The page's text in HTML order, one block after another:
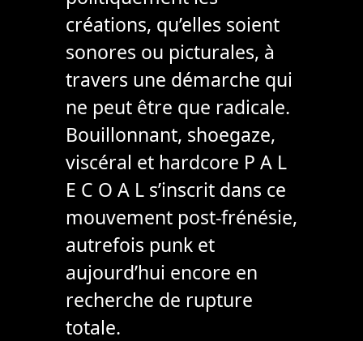
créations, qu’elles soient
sonores ou picturales, à
travers une démarche qui
ne peut être que radicale.
Bouillonnant, shoegaze,
viscéral et hardcore P A L
E C O A L s’inscrit dans ce
mouvement post-frénésie,
autrefois punk et
aujourd’hui encore en
recherche de rupture
totale.